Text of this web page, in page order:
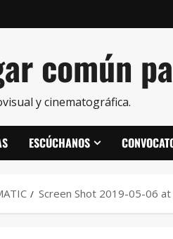
común
y cinematográfica.
ESCÚCHANOS
Screen Shot 2019-05-06 at